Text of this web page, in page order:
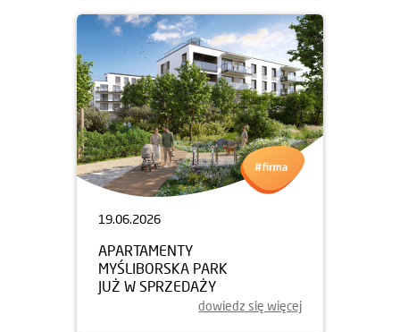
19.06.2026
APARTAMENTY
MYŚLIBORSKA PARK
JUŻ W SPRZEDAŻY
dowiedz się więcej